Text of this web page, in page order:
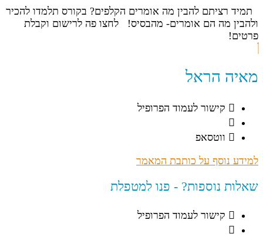
תמיד רציתם להבין מה אומרים הקלפים? בקורס תלמדו להכיר
ולהבין מה הם אומרים- מהבסיס! לחצו פה לרישום וקבלת
פרטים!
מאיה הראל
קישור לעמוד הפרופיל
ווטסאפ
למידע נוסף על כותבת המאמר
שאלות נוספות? - פנו למטפלת
קישור לעמוד הפרופיל